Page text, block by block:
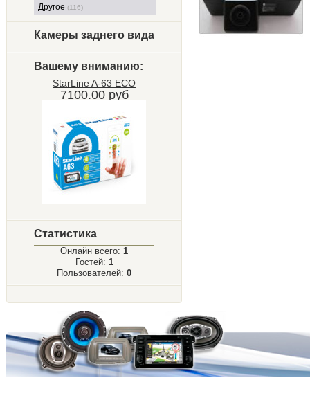
Другое (116)
Камеры заднего вида
Вашему вниманию:
StarLine A-63 ECO
7100.00 руб
Статистика
Онлайн всего: 1
Гостей: 1
Пользователей: 0